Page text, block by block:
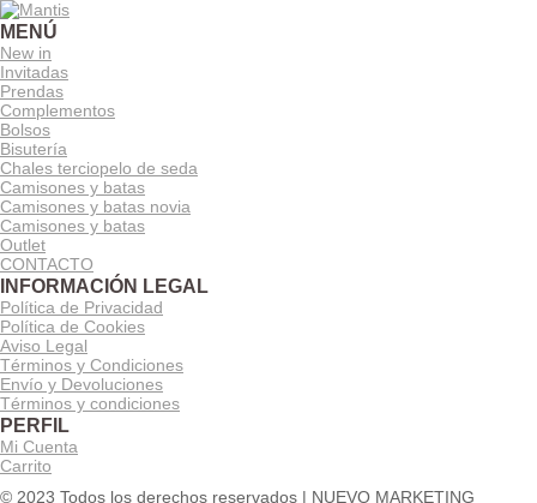
MENÚ
New in
Invitadas
Prendas
Complementos
Bolsos
Bisutería
Chales terciopelo de seda
Camisones y batas
Camisones y batas novia
Camisones y batas
Outlet
CONTACTO
INFORMACIÓN LEGAL
Política de Privacidad
Política de Cookies
Aviso Legal
Términos y Condiciones
Envío y Devoluciones
Términos y condiciones
PERFIL
Mi Cuenta
Carrito
© 2023 Todos los derechos reservados | NUEVO MARKETING